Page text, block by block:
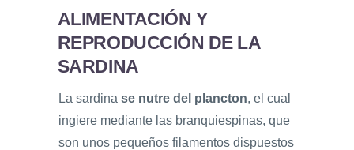
ALIMENTACIÓN Y
REPRODUCCIÓN DE LA
SARDINA
La sardina se nutre del plancton, el cual
ingiere mediante las branquiespinas, que
son unos pequeños filamentos dispuestos